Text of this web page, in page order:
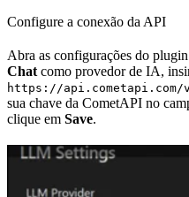
Configure a conexão da API
Abra as configurações do
Chatcomo provedor de IA,
https://api.cometapi.com/
sua chave da CometAPI no
clique em Save.